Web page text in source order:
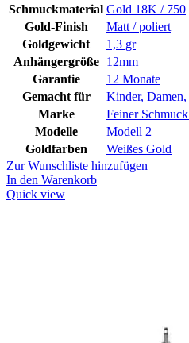
Schmuckmaterial Gold 18K / 750
Gold-Finish
Matt / poliert
Goldgewicht
1,3 gr
Anhängergröße
12mm
Garantie
12 Monate
Gemacht für
Kinder, Damen,
Marke
Feiner
Modelle
Modell 2
Goldfarben
Weißes Gold
Zur Wunschliste hinzufügen
In den Warenkorb
Quick view